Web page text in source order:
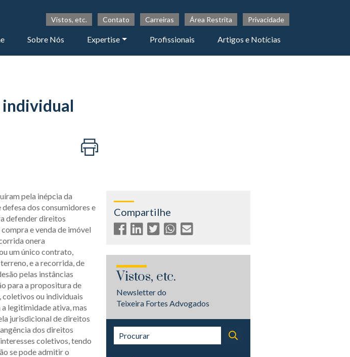
Vistos, etc. Contato Carreiras Área Restrita Privacidade
Sobre Nós Expertise Profissionais Artigos e Notícias
pela inépcia da
dos consumidores e
defender direitos
e venda de imóvel
onera
um único contrato,
e a recorrida, de
pelas instâncias
para a propositura de
coletivos ou individuais
legitimidade ativa, mas
jurisdicional de direitos
dos direitos
coletivos, tendo
se pode admitir o
Compartilhe
Vistos, etc.
Newsletter do
Teixeira Fortes Advogados